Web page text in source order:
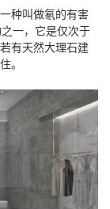
种叫做氡的有害
一，它是仅次于
有天然大理石建
。